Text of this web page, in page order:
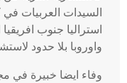
السيدات العربيات
استراليا جنوب
واوروبا بلا حدود
وفاء ايضا خبيرة في